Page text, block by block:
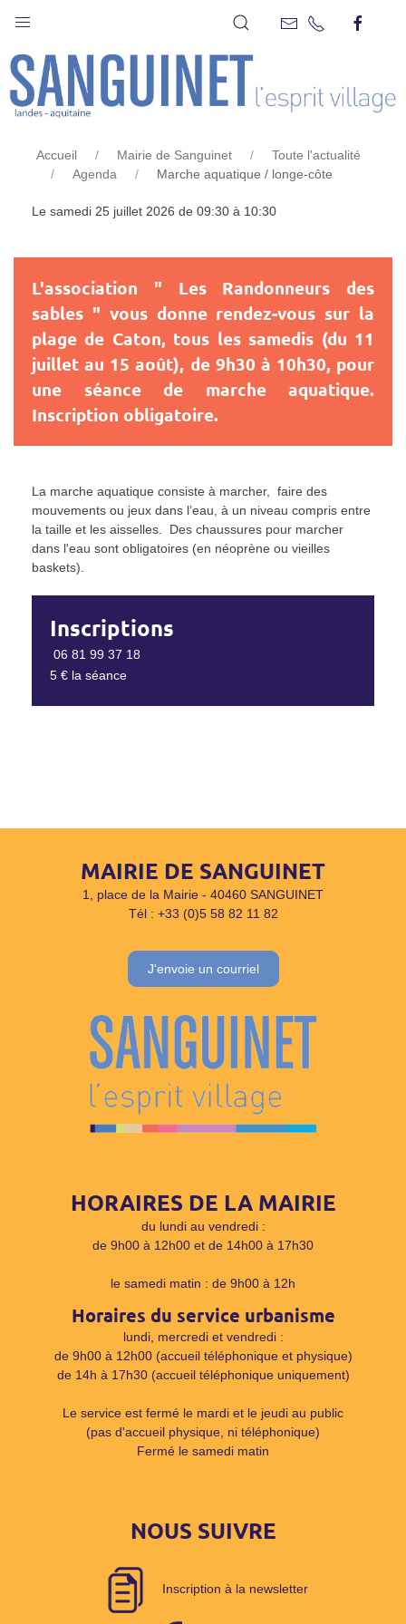
MARCHE AQUATIQUE / LONGE-
CÔTE
Accueil Mairie de Sanguinet
Toute l'actualité
Agenda
Marche aquatique / longe-côte
Le samedi 25 juillet 2026 de 09:30 à 10:30
L'association " Les Randonneurs des
sables " vous donne rendez-vous sur la
plage de Caton, tous les samedis (du 11
juillet au 15 août), de 9h30 à 10h30, pour
une séance de marche aquatique.
Inscription obligatoire.
La marche aquatique consiste à marcher, faire des
mouvements ou jeux dans l’eau, à un niveau compris entre
la taille et les aisselles. Des chaussures pour marcher
dans l'eau sont obligatoires (en néoprène ou vieilles
baskets).
Inscriptions
06 81 99 37 18
5 € la séance
MAIRIE DE SANGUINET
1, place de la Mairie - 40460 SANGUINET
Tél : +33 (0)5 58 82 11 82
J'envoie un courriel
HORAIRES DE LA MAIRIE
du lundi au vendredi :
de 9h00 à 12h00 et de 14h00 à 17h30
le samedi matin : de 9h00 à 12h
Horaires du service urbanisme
lundi, mercredi et vendredi :
de 9h00 à 12h00 (accueil téléphonique et physique)
de 14h à 17h30 (accueil téléphonique uniquement)
Le service est fermé le mardi et le jeudi au public
(pas d'accueil physique, ni téléphonique)
Fermé le samedi matin
NOUS SUIVRE
Inscription à la newsletter